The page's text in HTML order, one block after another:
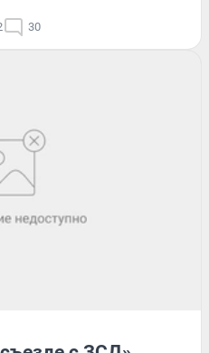
30